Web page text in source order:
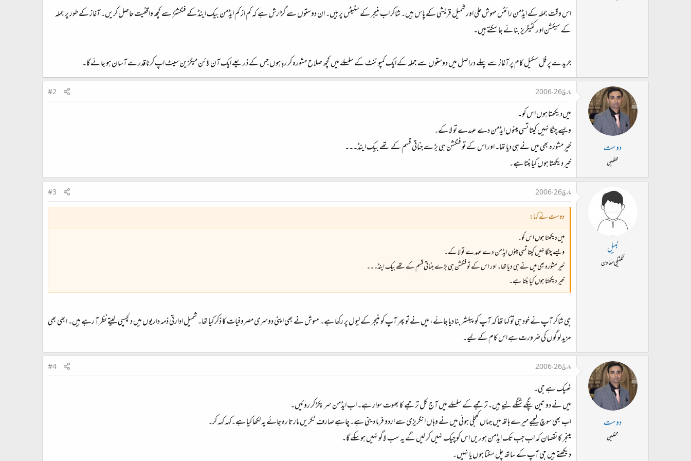
اس وقت جملہ کے ایڈمن رائٹس مہوش علی اور شمیل قریشی کے پاس ہیں۔ شاکر اب منیجر کے سٹیٹس پر ہیں۔ ان دوستوں سے گزارش ہے کہ کم از کم ایڈمن بیک اینڈ کے فنکشنز سے کچھ واقفیت حاصل کریں۔ آغاز کے طور پر جملہ
کے سیکشن اور کٹیگریز بنائے جا سکتے ہیں۔
جریدے پر فل سکیل کام پر آغاز سے پہلے دراصل میں دوستوں سے جملہ کے ایک کمپوننٹ کے سلسلے میں کچھ صلاح مشورہ کر رہا ہوں جس کے ذریعے ایک آن لائن میگزین سیٹ اپ کرنا قدرے آسان ہو جائے گا۔
دوست
محفلین
مارچ 26، 2006 #2
میں‌دیکھتا ہوں اس کو۔
ویسے چنگا نہیں کیتا تسی مینوں ایڈمن دے عہدے تو لا کے۔
خیر مشورہ بھی میں نے ہی دیا تھا۔ اور اس کے تو فنکشن ہی بڑے جناتی قسم کے تھے بیک اینڈ۔۔۔
خیر دیکھتا ہوں کیا بنتا ہے۔
نبیل
تکنیکی معاون
مارچ 26، 2006 #3
دوست نے کہا:
میں‌دیکھتا ہوں اس کو۔
ویسے چنگا نہیں کیتا تسی مینوں ایڈمن دے عہدے تو لا کے۔
خیر مشورہ بھی میں نے ہی دیا تھا۔ اور اس کے تو فنکشن ہی بڑے جناتی قسم کے تھے بیک اینڈ۔۔۔
خیر دیکھتا ہوں کیا بنتا ہے۔
جی شاکر آپ نے خود ہی تو کہا تھا کہ آپ کو پبلشر بنا دیا جائے، میں نے تو پھر آپ کو منیجر کے لیول پر رکھا ہے۔ مہوش نے بھی اپنی دوسری مصروفیات کا ذکر کیا تھا۔ شمیل ادارتی ذمہ داریوں میں دلچسپی لیتے نظر آ رہے ہیں۔ ابھی بھی
مزید لوگوں کی ضرورت ہے اس کام کے لیے۔
دوست
محفلین
مارچ 26، 2006 #4
ٹھیک ہے جی۔
میں نے دو تین پنگے شنگے لیے ہیں۔ترجمے کے سلسلے میں آج کل ترجمے کا بھوت سوار ہے۔ اب ایڈمن سر پکڑ کر روئیں۔
اب بھی سوچ لیجیے میرے ہاتھ میں جہاں کھجلی ہوئی میں نے وہاں انگریزی سے اردو فرما دینی ہے۔چاہے صارف ٹکریں مارتا رہ جائے یہ لکھا کیا ہے۔کہہ کہہ کر۔
مینجر کا نقصان کہ اب جب تک ایڈمن ہوریں اس کو چیک نہیں کر لیں گے یہ سب لاگو نہیں ہوسکے گا۔
دیکھتے ہیں جی آپ کے ساتھ چل سکتا ہوں یا نہیں۔